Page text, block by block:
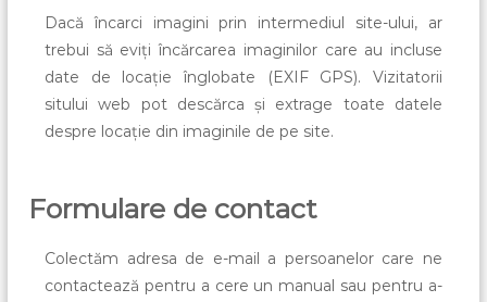
Dacă încarci imagini prin intermediul site-ului, ar
trebui să eviți încărcarea imaginilor care au incluse
date de locație înglobate (EXIF GPS). Vizitatorii
sitului web pot descărca și extrage toate datele
despre locație din imaginile de pe site.
Formulare de contact
Colectăm adresa de e-mail a persoanelor care ne
contactează pentru a cere un manual sau pentru a-